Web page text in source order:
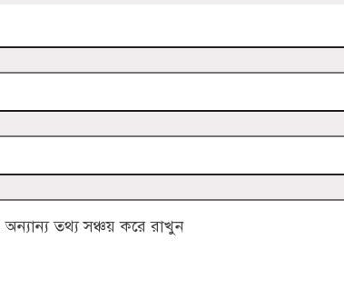
তথ্য সঞ্চয় করে রাখুন